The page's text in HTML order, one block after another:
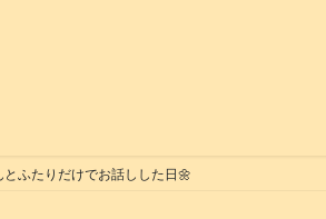
ふたりだけでお話しした日🌼